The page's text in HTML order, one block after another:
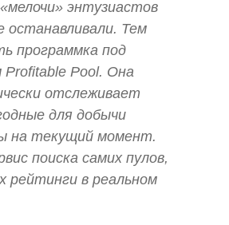
энтузиастов
останавливали. Тем
программка под
Profitable Pool. Она
отслеживает
для добычи
на текущий момент.
поиска самих пулов,
рейтинги в реальном